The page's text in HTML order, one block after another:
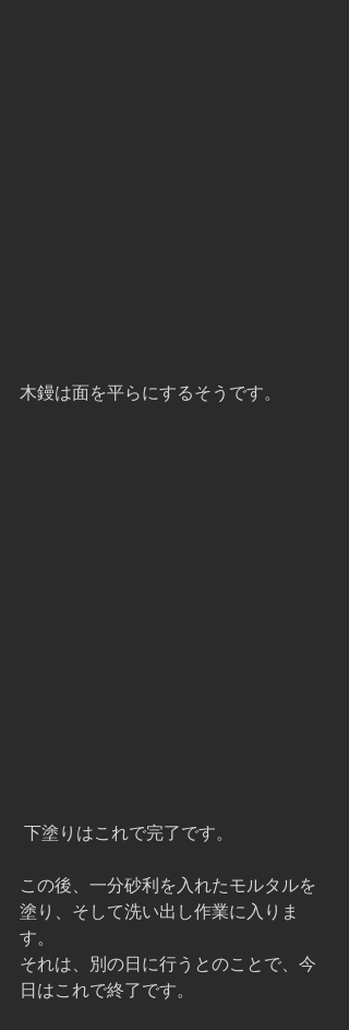
木鏝は面を平らにするそうです。
下塗りはこれで完了です。
この後、一分砂利を入れたモルタルを
塗り、そして洗い出し作業に入りま
す。
それは、別の日に行うとのことで、今
日はこれで終了です。